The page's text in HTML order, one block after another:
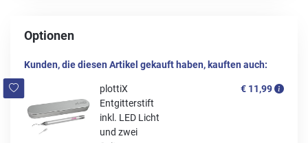
Optionen
Kunden, die diesen Artikel gekauft haben, kauften auch:
plottiX
Entgitterstift
inkl. LED Licht
und zwei
€ 11,99